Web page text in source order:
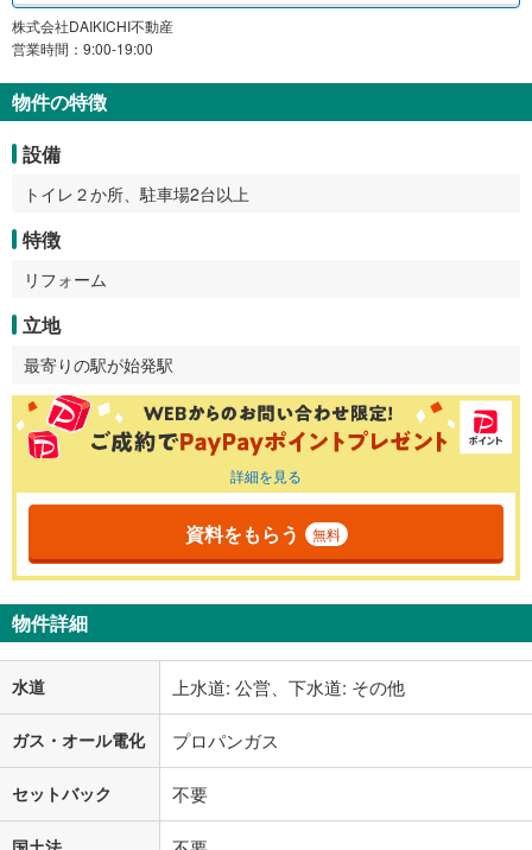
株式会社DAIKICHI不動産
営業時間：9:00-19:00
物件の特徴
設備
トイレ２か所、駐車場2台以上
特徴
リフォーム
立地
最寄りの駅が始発駅
詳細を見る
資料をもらう 無料
物件詳細
水道 上水道: 公営、下水道: その他
ガス・オール電化 プロパンガス
セットバック 不要